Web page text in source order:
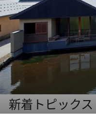
新着トピック